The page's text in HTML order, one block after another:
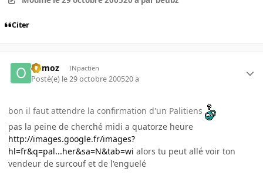
Citer
Osmoz INpactien
Posté(e) le 29 octobre 200520 a
bon il faut attendre la confirmation d'un Palitiens
pas la peine de cherché midi a quatorze heure
http://images.google.fr/images?
hl=fr&q=pal...her&sa=N&tab=wi alors tu peut allé voir ton
vendeur de surcouf et de l'enguelé